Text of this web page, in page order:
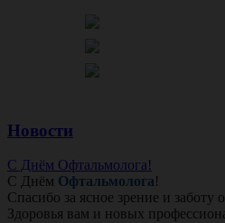
Новости
С Днём Офтальмолога!
С Днём Офтальмолога!
Спасибо за ясное зрение и заботу
Здоровья вам и новых